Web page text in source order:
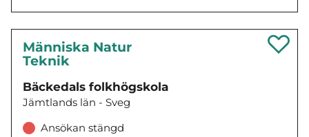
Människa Natur
Teknik
Bäckedals folkhögskola
Jämtlands län - Sveg
Ansökan stängd